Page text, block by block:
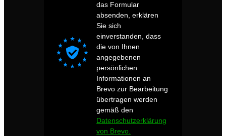
das Formular
absenden, erklären
Sie sich
einverstanden, dass
die von Ihnen
angegebenen
persönlichen
Informationen an
Brevo zur Bearbeitung
übertragen werden
gemäß den
Datenschutzerklärung
von Brevo.